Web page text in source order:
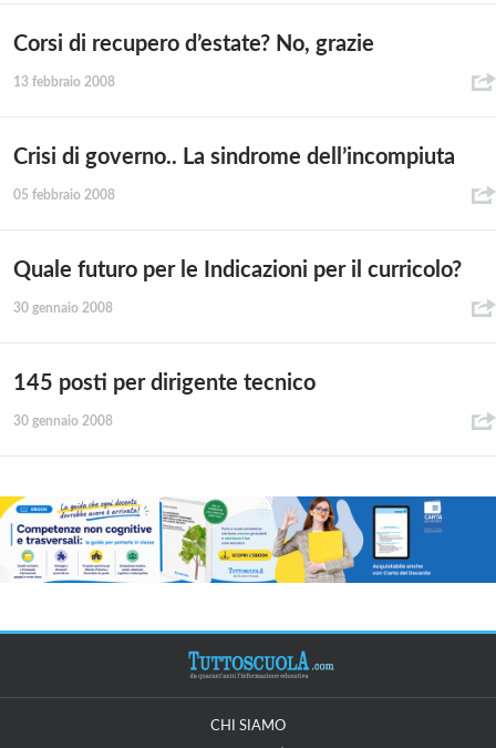
Corsi di recupero d’estate? No, grazie
13 febbraio 2008
Crisi di governo.. La sindrome dell’incompiuta
05 febbraio 2008
Quale futuro per le Indicazioni per il curricolo?
30 gennaio 2008
145 posti per dirigente tecnico
30 gennaio 2008
CHI SIAMO